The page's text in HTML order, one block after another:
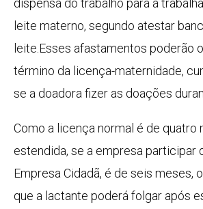
dispensa do trabalho para a
leite materno, segundo atestar
leite.Esses afastamentos poderão
término da licença-maternidade,
se a doadora fizer as doações
Como a licença normal é de quatro
estendida, se a empresa participar
Empresa Cidadã, é de seis meses,
que a lactante poderá folgar após